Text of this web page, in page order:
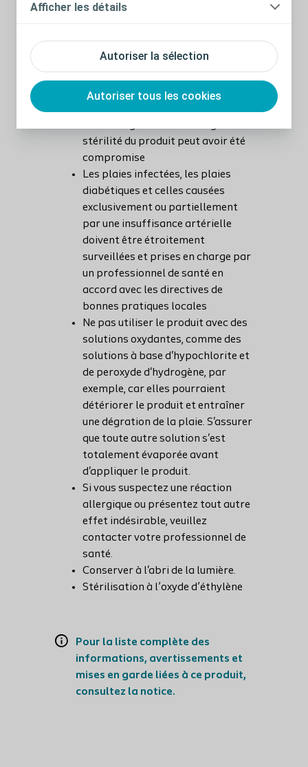
Autoriser la sélection
Autoriser tous les cookies
Afficher les détailsl'application d'activer le silicone
fois sur les bords du pansement
pour qu'il adhère correctement à
la peau.
Ce produit est à usage unique : ne
stérilité du produit peut avoir été
compromise
Les plaies infectées, les plaies
diabétiques et celles causées
exclusivement ou partiellement
par une insuffisance artérielle
doivent être étroitement
surveillées et prises en charge par
un professionnel de santé en
accord avec les directives de
bonnes pratiques locales
Ne pas utiliser le produit avec des
solutions oxydantes, comme des
solutions à base d'hypochlorite et
de peroxyde d'hydrogène, par
exemple, car elles pourraient
détériorer le produit et entraîner
une dégration de la plaie. S'assurer
que toute autre solution s'est
totalement évaporée avant
d'appliquer le produit.
Si vous suspectez une réaction
allergique ou présentez tout autre
effet indésirable, veuillez
contacter votre professionnel de
santé.
Conserver à l'abri de la lumière.
Stérilisation à l’oxyde d’éthylène
Pour la liste complète des
informations, avertissements et
mises en garde liées à ce produit,
consultez la notice.